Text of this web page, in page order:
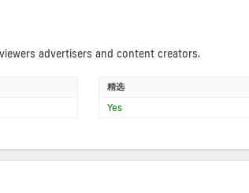
advertisers and content creators.
精选
Yes